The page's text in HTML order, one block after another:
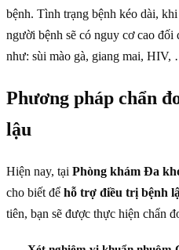
bệnh. Tình trạng bệnh kéo dài,
người bệnh sẽ có nguy cơ cao
như: sùi mào gà, giang mai, HIV,
Phương pháp chẩn
lậu
Hiện nay, tại Phòng khám Đa
cho biết để hỗ trợ điều trị bệnh
tiên, bạn sẽ được thực hiện chẩn